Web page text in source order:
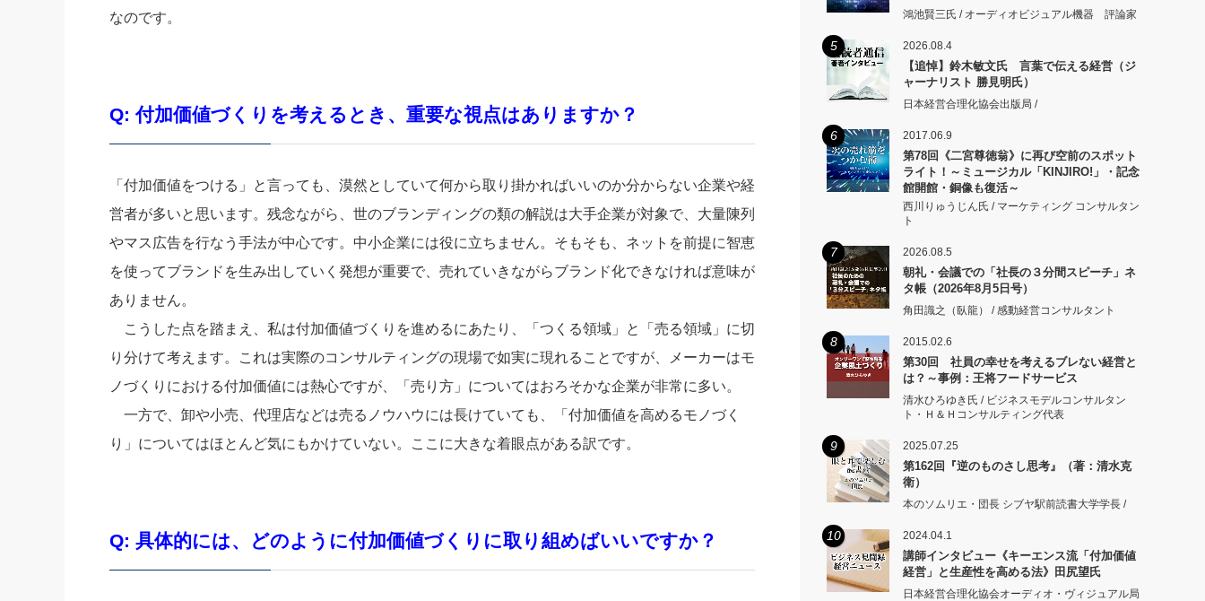
なのです。
Q: 付加価値づくりを考えるとき、重要な視点はありますか？
「付加価値をつける」と言っても、漠然としていて何から取り掛かればいいのか分からない企業や経
営者が多いと思います。残念ながら、世のブランディングの類の解説は大手企業が対象で、大量陳列
やマス広告を行なう手法が中心です。中小企業には役に立ちません。そもそも、ネットを前提に智恵
を使ってブランドを生み出していく発想が重要で、売れていきながらブランド化できなければ意味が
ありません。
こうした点を踏まえ、私は付加価値づくりを進めるにあたり、「つくる領域」と「売る領域」に切
り分けて考えます。これは実際のコンサルティングの現場で如実に現れることですが、メーカーはモ
ノづくりにおける付加価値には熱心ですが、「売り方」についてはおろそかな企業が非常に多い。
一方で、卸や小売、代理店などは売るノウハウには長けていても、「付加価値を高めるモノづく
り」についてはほとんど気にもかけていない。ここに大きな着眼点がある訳です。
Q: 具体的には、どのように付加価値づくりに取り組めばいいですか？
鴻池賢三氏 / オーディオビジュアル機器 評論家
5 2026.08.4
【追悼】鈴木敏文氏 言葉で伝える経営（ジ
ャーナリスト 勝見明氏）
日本経営合理化協会出版局 /
6 2017.06.9
第78回《二宮尊徳翁》に再び空前のスポット
ライト！～ミュージカル「KINJIRO!」・記念
館開館・銅像も復活～
西川りゅうじん氏 / マーケティング コンサルタン
ト
7 2026.08.5
朝礼・会議での「社長の３分間スピーチ」ネ
タ帳（2026年8月5日号）
角田識之（臥龍） / 感動経営コンサルタント
8 2015.02.6
第30回 社員の幸せを考えるブレない経営と
は？～事例：王将フードサービス
清水ひろゆき氏 / ビジネスモデルコンサルタン
ト・Ｈ＆Ｈコンサルティング代表
9 2025.07.25
第162回『逆のものさし思考』（著：清水克
衛）
本のソムリエ・団長 シブヤ駅前読書大学学長 /
10 2024.04.1
講師インタビュー《キーエンス流「付加価値
経営」と生産性を高める法》田尻望氏
日本経営合理化協会オーディオ・ヴィジュアル局